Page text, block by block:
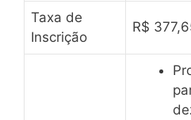
Taxa de
Inscrição
R$